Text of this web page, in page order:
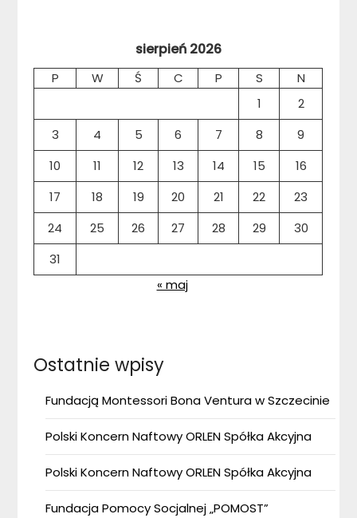
sierpień 2026
P W Ś C P S
N
1
2
3
4 5 6 7 8
9
10
11 12 13 14 15
16
17
18 19 20 21 22
23
24
25 26 27 28 29
30
31
« maj
Ostatnie wpisy
Fundacją Montessori Bona Ventura w Szczecinie
Polski Koncern Naftowy ORLEN Spółka Akcyjna
Polski Koncern Naftowy ORLEN Spółka Akcyjna
Fundacja Pomocy Socjalnej „POMOST”